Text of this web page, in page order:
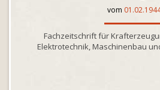
vom
Fachzeitschrift für
Elektrotechnik, Maschinenbau